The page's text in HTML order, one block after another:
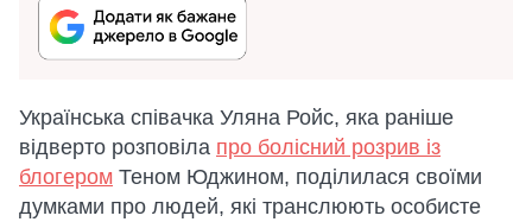
Українська співачка Уляна Ройс, яка раніше
відверто розповіла про болісний розрив із
блогером Теном Юджином, поділилася своїми
думками про людей, які транслюють особисте